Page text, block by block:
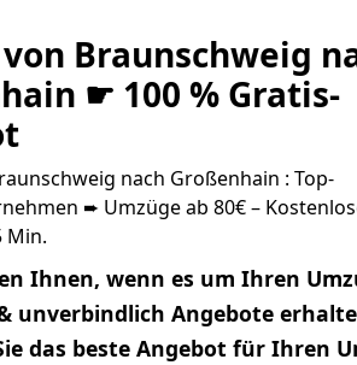
Braunschweig
☛ 100 % Gratis-
nach Großenhain : Top-
➨ Umzüge ab 80€ –
Min.
Ihnen, wenn es um Ihren
unverbindlich Angebote
das beste Angebot für Ihren